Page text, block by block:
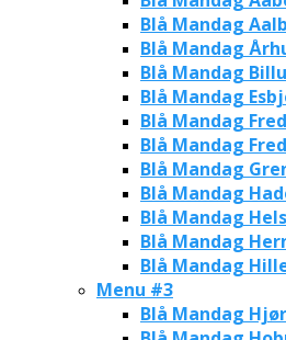
Blå Mandag
Blå Mandag
Blå Mandag
Blå Mandag
Blå Mandag
Blå Mandag
Blå Mandag
Blå Mandag
Blå Mandag
Blå Mandag
Blå Mandag
Menu #3
Blå Mandag